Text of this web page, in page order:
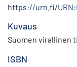
https://urn.fi/
Kuvaus
Suomen virallinen
ISBN